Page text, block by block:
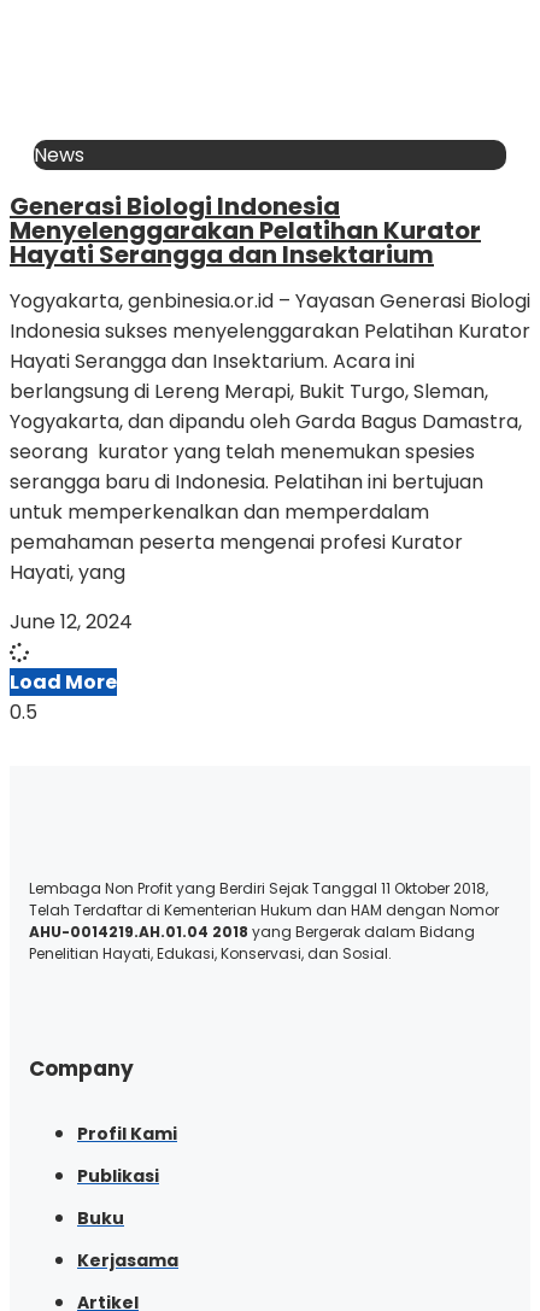
News
Generasi Biologi Indonesia
Menyelenggarakan Pelatihan Kurator
Hayati Serangga dan Insektarium
Yogyakarta, genbinesia.or.id – Yayasan Generasi Biologi
Indonesia sukses menyelenggarakan Pelatihan Kurator
Hayati Serangga dan Insektarium. Acara ini
berlangsung di Lereng Merapi, Bukit Turgo, Sleman,
Yogyakarta, dan dipandu oleh Garda Bagus Damastra,
seorang kurator yang telah menemukan spesies
serangga baru di Indonesia. Pelatihan ini bertujuan
untuk memperkenalkan dan memperdalam
pemahaman peserta mengenai profesi Kurator
Hayati, yang
June 12, 2024
Load More
Lembaga Non Profit yang Berdiri Sejak Tanggal 11 Oktober 2018,
Telah Terdaftar di Kementerian Hukum dan HAM dengan Nomor
AHU-0014219.AH.01.04 2018 yang Bergerak dalam Bidang
Penelitian Hayati, Edukasi, Konservasi, dan Sosial.
Company
Profil Kami
Publikasi
Buku
Kerjasama
Artikel